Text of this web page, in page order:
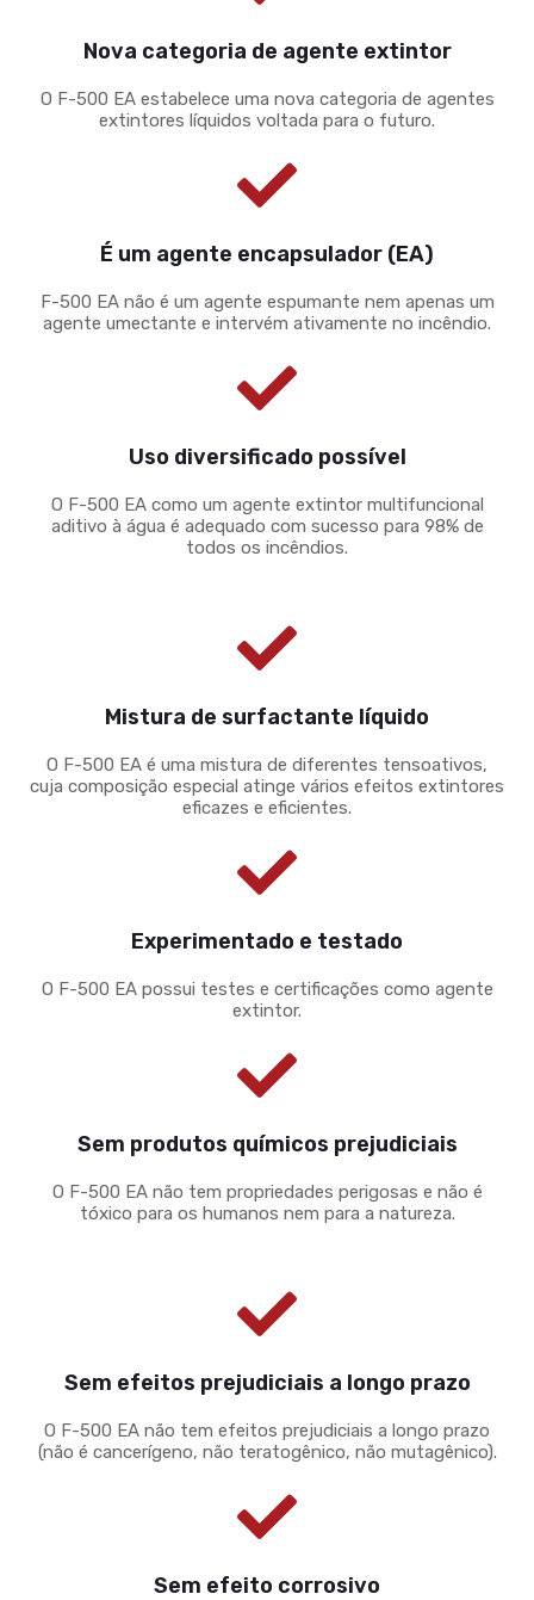
Nova categoria de agente extintor
O F-500 EA estabelece uma nova categoria de agentes
extintores líquidos voltada para o futuro.
É um agente encapsulador (EA)
F-500 EA não é um agente espumante nem apenas um
agente umectante e intervém ativamente no incêndio.
Uso diversificado possível
O F-500 EA como um agente extintor multifuncional
aditivo à água é adequado com sucesso para 98% de
todos os incêndios.
Mistura de surfactante líquido
O F-500 EA é uma mistura de diferentes tensoativos,
cuja composição especial atinge vários efeitos extintores
eficazes e eficientes.
Experimentado e testado
O F-500 EA possui testes e certificações como agente
extintor.
Sem produtos químicos prejudiciais
O F-500 EA não tem propriedades perigosas e não é
tóxico para os humanos nem para a natureza.
Sem efeitos prejudiciais a longo prazo
O F-500 EA não tem efeitos prejudiciais a longo prazo
(não é cancerígeno, não teratogênico, não mutagênico).
Sem efeito corrosivo